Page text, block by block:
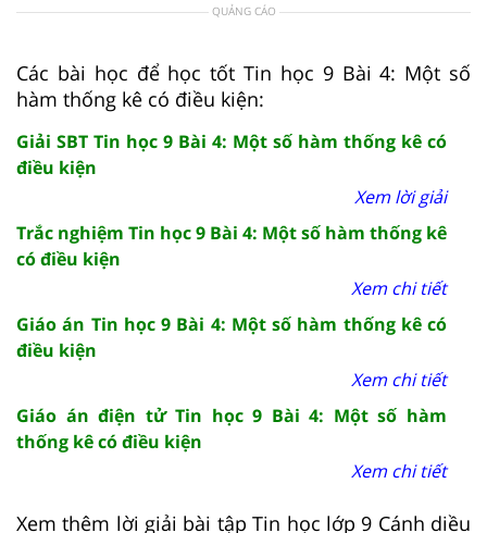
QUẢNG CÁO
Các bài học để học tốt Tin học 9 Bài 4: Một số
hàm thống kê có điều kiện:
Giải SBT Tin học 9 Bài 4: Một số hàm thống kê có
điều kiện
Xem lời giải
Trắc nghiệm Tin học 9 Bài 4: Một số hàm thống kê
có điều kiện
Xem chi tiết
Giáo án Tin học 9 Bài 4: Một số hàm thống kê có
điều kiện
Xem chi tiết
Giáo án điện tử Tin học 9 Bài 4: Một số hàm
thống kê có điều kiện
Xem chi tiết
Xem thêm lời giải bài tập Tin học lớp 9 Cánh diều